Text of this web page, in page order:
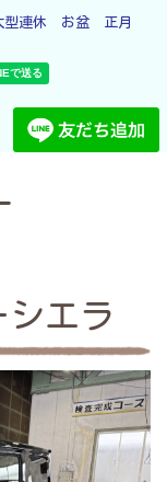
型連休　お盆　正月
エラ